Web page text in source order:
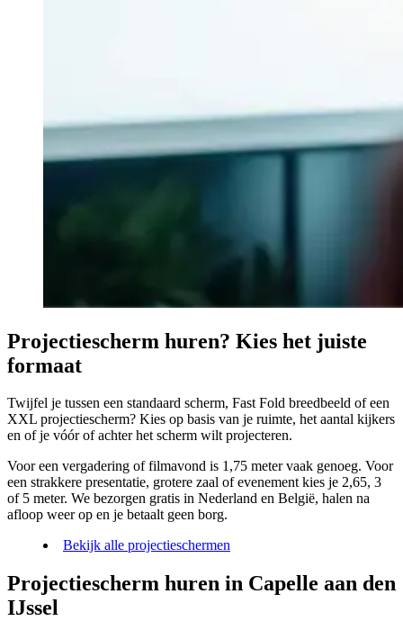
Projectiescherm huren? Kies het juiste
formaat
Twijfel je tussen een standaard scherm, Fast Fold breedbeeld of een
XXL projectiescherm? Kies op basis van je ruimte, het aantal kijkers
en of je vóór of achter het scherm wilt projecteren.
Voor een vergadering of filmavond is 1,75 meter vaak genoeg. Voor
een strakkere presentatie, grotere zaal of evenement kies je 2,65, 3
of 5 meter. We bezorgen gratis in Nederland en België, halen na
afloop weer op en je betaalt geen borg.
Bekijk alle projectieschermen
Projectiescherm huren in Capelle aan den
IJssel